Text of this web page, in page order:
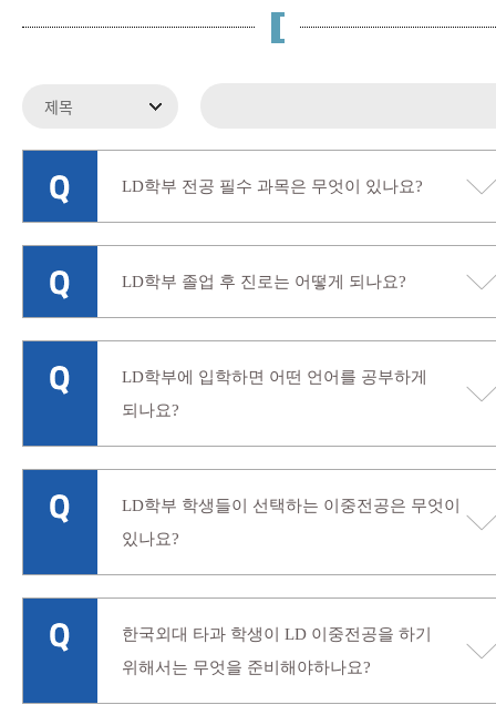
LD학부 전공 필수 과목은 무엇이 있나요?
LD학부 졸업 후 진로는 어떻게 되나요?
LD학부에 입학하면 어떤 언어를 공부하게
되나요?
LD학부 학생들이 선택하는 이중전공은 무엇이
있나요?
한국외대 타과 학생이 LD 이중전공을 하기
위해서는 무엇을 준비해야하나요?